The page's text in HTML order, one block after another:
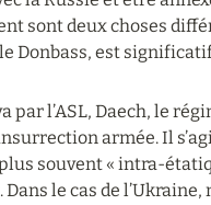
sont deux choses
Donbass, est
par l’ASL, Daech, le
armée. Il
souvent « intra-
le cas de l’Ukraine,